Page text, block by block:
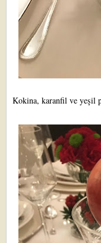
Kokina, karanfil ve yeşil